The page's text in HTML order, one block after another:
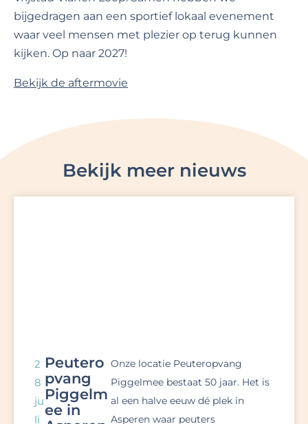
bijgedragen aan een sportief lokaal evenement
waar veel mensen met plezier op terug kunnen
kijken. Op naar 2027!
Bekijk de aftermovie
Bekijk meer nieuws
2
8
ju
li
Peutero
pvang
Piggelm
ee in
Onze locatie Peuteropvang
Piggelmee bestaat 50 jaar. Het is
al een halve eeuw dé plek in
Asperen waar peuters